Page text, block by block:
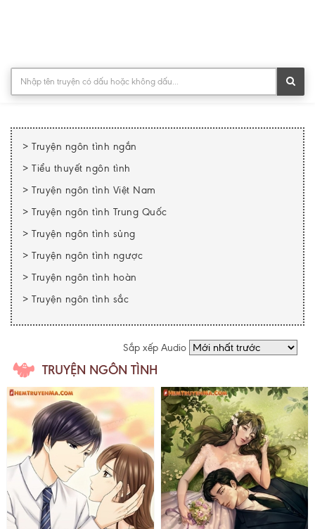
> Truyện ngôn tình ngắn
> Tiểu thuyết ngôn tình
> Truyện ngôn tình Việt Nam
> Truyện ngôn tình Trung Quốc
> Truyện ngôn tình sủng
> Truyện ngôn tình ngược
> Truyện ngôn tình hoàn
> Truyện ngôn tình sắc
Sắp xếp Audio
TRUYỆN NGÔN TÌNH